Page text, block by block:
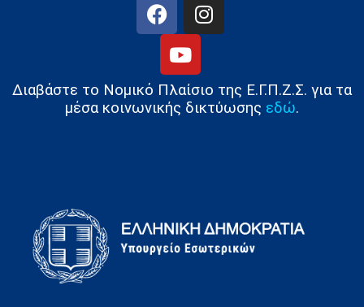
Διαβάστε το Νομικό Πλαίσιο της Ε.Γ.Π.Ζ.Σ. για τα
μέσα κοινωνικής δικτύωσης εδώ.